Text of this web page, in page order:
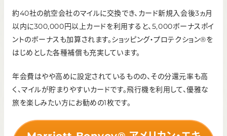
一律の制限なし
約40社の航空会社のマイルに交換でき、カード新規入会後3ヵ月
以内に300,000円以上カードを利用すると、5,000ボーナスポイ
ントのボーナスも加算されます。ショッピング・プロテクション®を
はじめとした各種補償も充実しています。
年会費はやや高めに設定されているものの、その分還元率も高
く、マイルが貯まりやすいカードです。飛行機を利用して、優雅な
旅を楽しみたい方にお勧めの1枚です。